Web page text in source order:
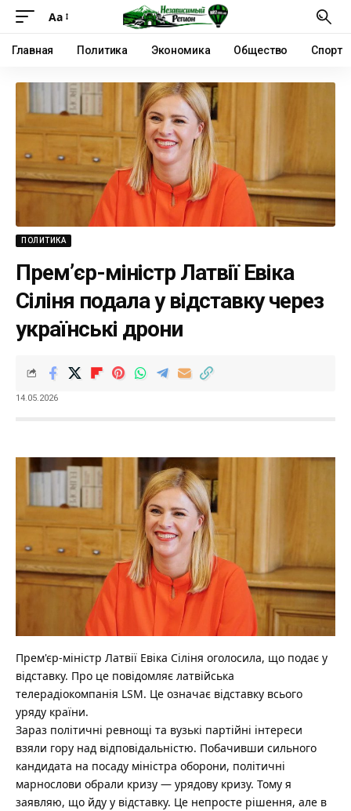
Аа
Главная Политика Экономика Общество Спорт
ПОЛИТИКА
Прем’єр-міністр Латвії Евіка
Сіліня подала у відставку через
українські дрони
14.05.2026
Прем'єр-міністр Латвії Евіка Сіліня оголосила, що подає у
відставку. Про це повідомляє латвійська
телерадіокомпанія LSM. Це означає відставку всього
уряду країни.
Зараз політичні ревнощі та вузькі партійні інтереси
взяли гору над відповідальністю. Побачивши сильного
кандидата на посаду міністра оборони, політичні
марнослови обрали кризу — урядову кризу. Тому я
заявляю, що йду у відставку. Це непросте рішення, але в